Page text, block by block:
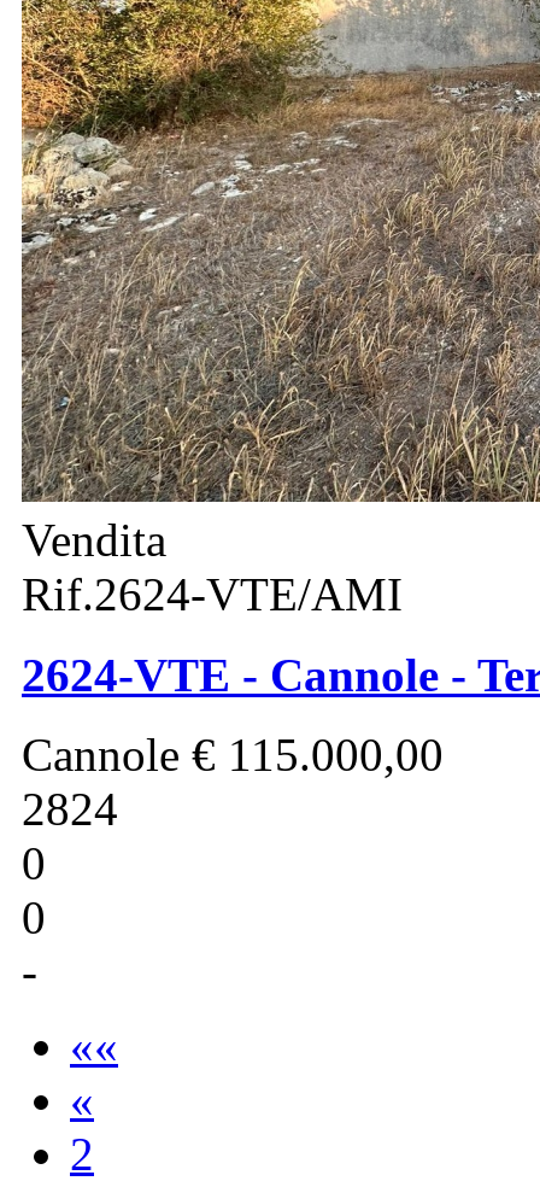
Vendita
Rif.2624-VTE/AMI
2624-VTE - Cannole -
Cannole € 115.000,00
2824
0
0
-
««
«
2